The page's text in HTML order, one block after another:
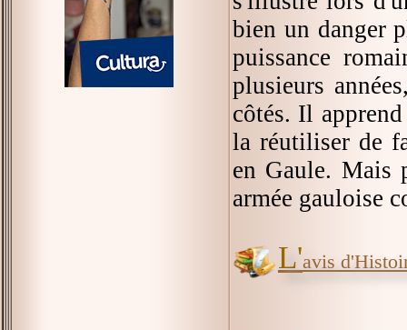
bien un danger
puissance
plusieurs
côtés. Il
la réutiliser de
en Gaule. Mais
armée gauloise
L'avis